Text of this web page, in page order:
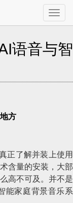
语音与智
方
正了解并装上使用
含量的安装，大部
高不可及。并不是
能家庭背景音乐系